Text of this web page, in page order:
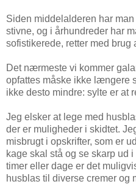
Siden middelalderen har
stivne, og i århundreder har
sofistikerede, retter med brug
Det nærmeste vi kommer
opfattes måske ikke længere
ikke desto mindre: sylte er at
Jeg elsker at lege med
der er muligheder i skidtet.
misbrugt i opskrifter, som er
kage skal stå og se skarp ud
timer eller dage er det
husblas til diverse cremer og